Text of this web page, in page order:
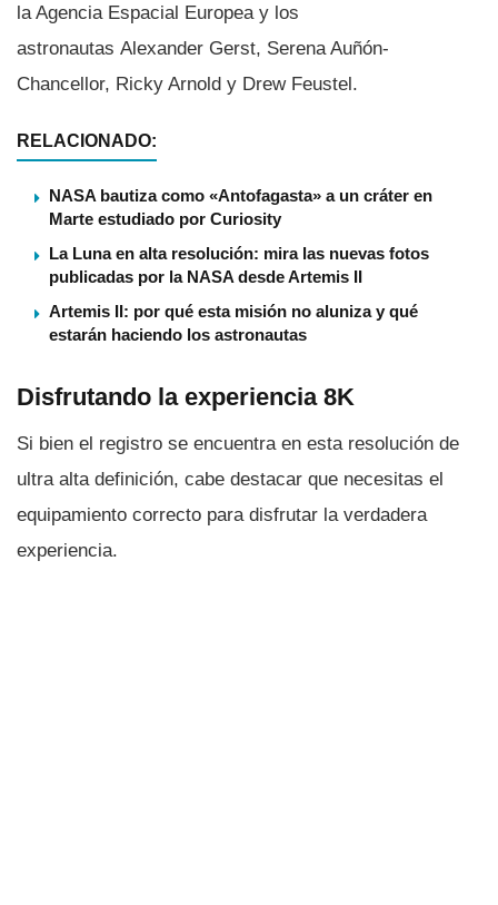
la Agencia Espacial Europea y los
astronautas Alexander Gerst, Serena Auñón-
Chancellor, Ricky Arnold y Drew Feustel.
RELACIONADO:
NASA bautiza como «Antofagasta» a un cráter en
Marte estudiado por Curiosity
La Luna en alta resolución: mira las nuevas fotos
publicadas por la NASA desde Artemis II
Artemis II: por qué esta misión no aluniza y qué
estarán haciendo los astronautas
Disfrutando la experiencia 8K
Si bien el registro se encuentra en esta resolución de
ultra alta definición, cabe destacar que necesitas el
equipamiento correcto para disfrutar la verdadera
experiencia.